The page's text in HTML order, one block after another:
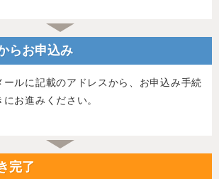
らお申込み
ールに記載のアドレスから、お申込み手続
にお進みください。
完了